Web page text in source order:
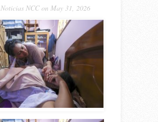
Noticias NCCon May 31, 2026